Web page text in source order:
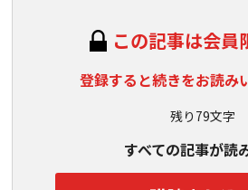
この記事は会員
登録すると続きをお読み
残り79文字
すべての記事が読